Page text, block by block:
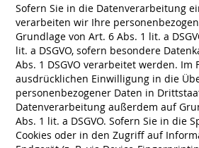
Sofern Sie in die Datenverarbeitung
verarbeiten wir Ihre
Grundlage von Art. 6 Abs. 1 lit. a
lit. a DSGVO, sofern besondere
Abs. 1 DSGVO verarbeitet werden. Im
ausdrücklichen Einwilligung in die
personenbezogener Daten in
Datenverarbeitung außerdem auf
Abs. 1 lit. a DSGVO. Sofern Sie in die
Cookies oder in den Zugriff auf